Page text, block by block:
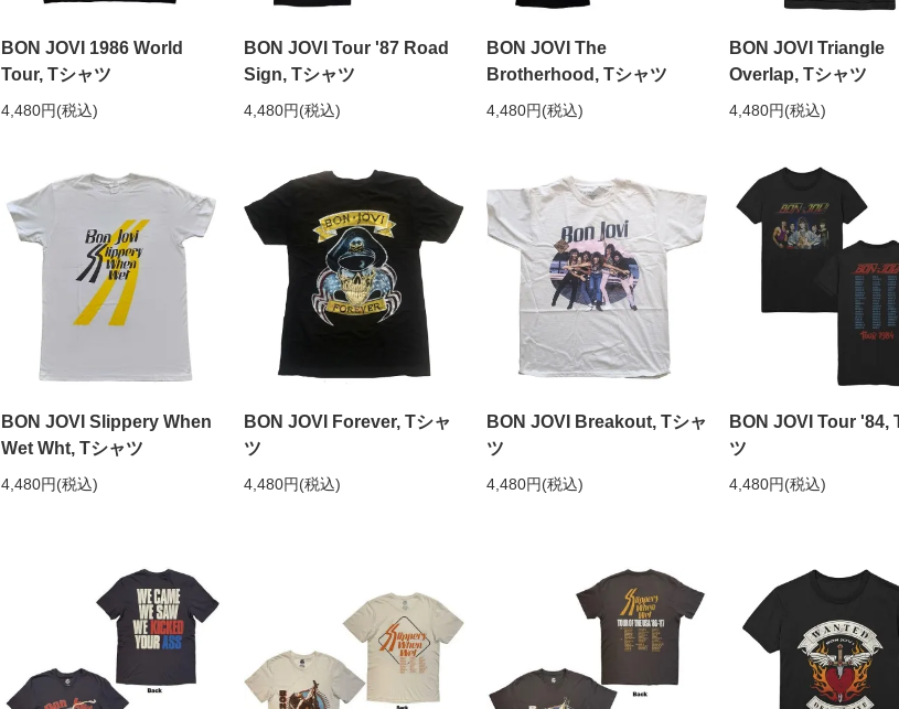
BON JOVI 1986 World
Tour, Tシャツ
4,480円(税込)
BON JOVI Tour '87 Road
Sign, Tシャツ
4,480円(税込)
BON JOVI The
Brotherhood, Tシャツ
4,480円(税込)
BON JOVI Triangle
Overlap, Tシャツ
4,480円(税込)
BON JOVI Slippery When
Wet Wht, Tシャツ
4,480円(税込)
BON JOVI Forever, Tシャ
ツ
4,480円(税込)
BON JOVI Breakout, Tシャ
ツ
4,480円(税込)
BON JOVI Tour '84,
ツ
4,480円(税込)